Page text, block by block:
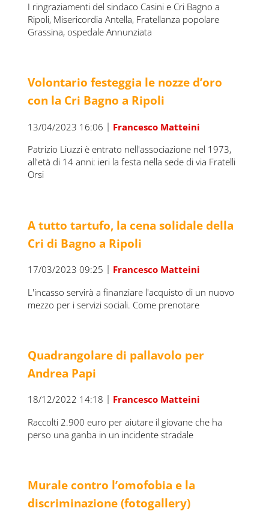
I ringraziamenti del sindaco Casini e Cri Bagno a
Ripoli, Misericordia Antella, Fratellanza popolare
Grassina, ospedale Annunziata
Volontario festeggia le nozze d’oro
con la Cri Bagno a Ripoli
13/04/2023 16:06 | Francesco Matteini
Patrizio Liuzzi è entrato nell'associazione nel 1973,
all'età di 14 anni: ieri la festa nella sede di via Fratelli
Orsi
A tutto tartufo, la cena solidale della
Cri di Bagno a Ripoli
17/03/2023 09:25 | Francesco Matteini
L'incasso servirà a finanziare l'acquisto di un nuovo
mezzo per i servizi sociali. Come prenotare
Quadrangolare di pallavolo per
Andrea Papi
18/12/2022 14:18 | Francesco Matteini
Raccolti 2.900 euro per aiutare il giovane che ha
perso una ganba in un incidente stradale
Murale contro l’omofobia e la
discriminazione (fotogallery)